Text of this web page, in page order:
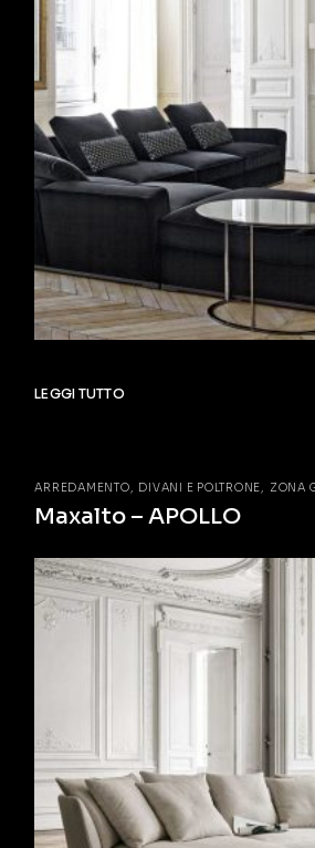
LEGGI TUTTO
ARREDAMENTO DIVANI E POLTRONE ZONA
Maxalto – APOLLO